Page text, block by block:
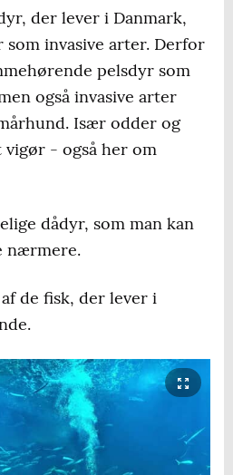
der lever i Danmark,
invasive arter. Derfor
pelsdyr som
også invasive arter
Især odder og
- også her om
dådyr, som man kan
nærmere.
de fisk, der lever i